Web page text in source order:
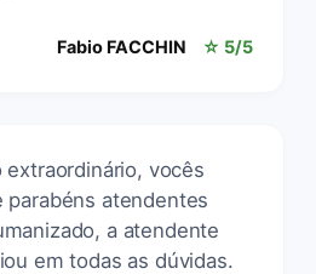
Fabio FACCHIN ☆ 5/5
extraordinário, vocês
parabéns atendentes
a atendente
em todas as dúvidas.